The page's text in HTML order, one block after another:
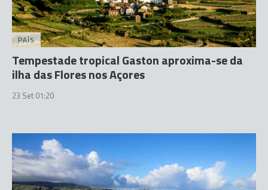
PAÍS
Tempestade tropical Gaston aproxima-se da
ilha das Flores nos Açores
23 Set 01:20